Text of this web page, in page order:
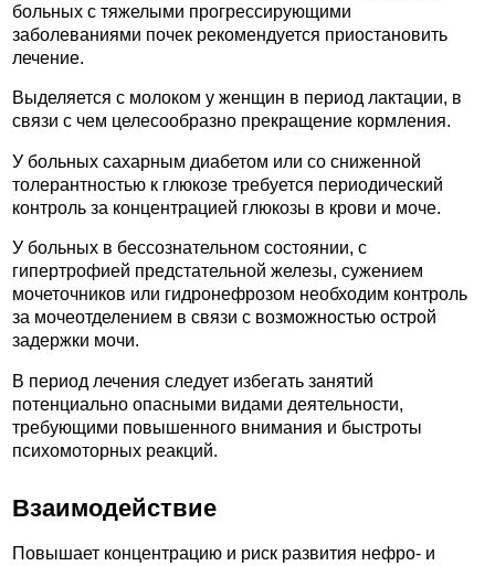
больных с тяжелыми прогрессирующими
заболеваниями почек рекомендуется приостановить
лечение.
Выделяется с молоком у женщин в период лактации, в
связи с чем целесообразно прекращение кормления.
У больных сахарным диабетом или со сниженной
толерантностью к глюкозе требуется периодический
контроль за концентрацией глюкозы в крови и моче.
У больных в бессознательном состоянии, с
гипертрофией предстательной железы, сужением
мочеточников или гидронефрозом необходим контроль
за мочеотделением в связи с возможностью острой
задержки мочи.
В период лечения следует избегать занятий
потенциально опасными видами деятельности,
требующими повышенного внимания и быстроты
психомоторных реакций.
Взаимодействие
Повышает концентрацию и риск развития нефро- и